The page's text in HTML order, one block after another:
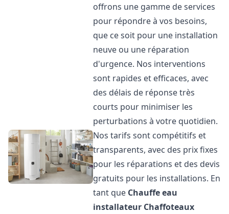
offrons une gamme de services
pour répondre à vos besoins,
que ce soit pour une installation
neuve ou une réparation
d'urgence. Nos interventions
sont rapides et efficaces, avec
des délais de réponse très
courts pour minimiser les
perturbations à votre quotidien.
Nos tarifs sont compétitifs et
transparents, avec des prix fixes
pour les réparations et des devis
gratuits pour les installations. En
tant que Chauffe eau
installateur Chaffoteaux